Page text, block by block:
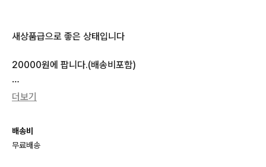
새상품급으로 좋은 상태입니다
20000원에 팝니다.(배송비포함)
톡 한두개로 깔끔거래 하시는 분만 톡주십시요.
더보기
배송비
무료배송